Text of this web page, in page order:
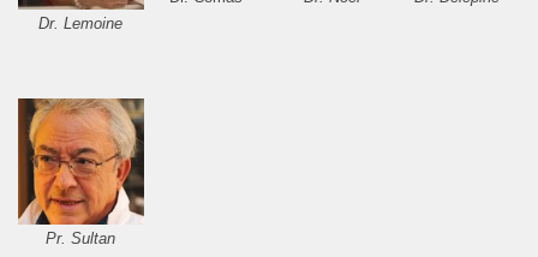
Dr. Lemoine
Pr. Sultan